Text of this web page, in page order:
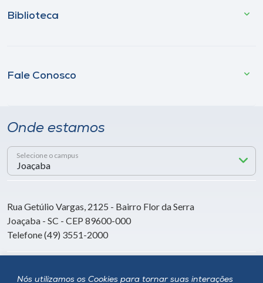
Nós utilizamos os Cookies para tornar suas interações
Biblioteca
Fale Conosco
Onde estamos
Selecione o campus
Rua Getúlio Vargas, 2125 - Bairro Flor da Serra
Joaçaba - SC - CEP 89600-000
Telefone (49) 3551-2000
Siga a Unoesc